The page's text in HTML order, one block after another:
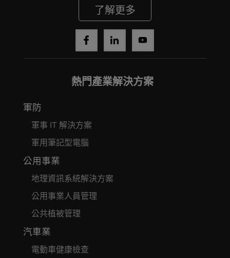
了解更多
熱門產業解決方案
軍防
軍事 IT 解決方案
軍用筆記型電腦
公用事業
地理資訊系統解決方案
公用事業人員管理
公共植被管理
汽車業
電動車健康檢查